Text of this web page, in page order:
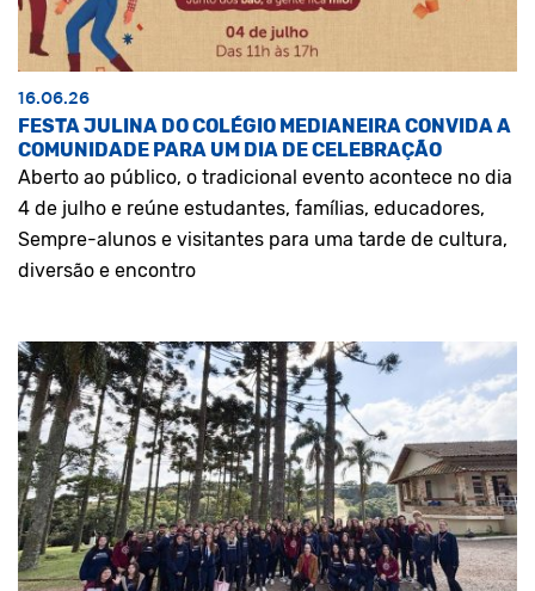
16.06.26
FESTA JULINA DO COLÉGIO MEDIANEIRA CONVIDA A
COMUNIDADE PARA UM DIA DE CELEBRAÇÃO
Aberto ao público, o tradicional evento acontece no dia
4 de julho e reúne estudantes, famílias, educadores,
Sempre-alunos e visitantes para uma tarde de cultura,
diversão e encontro